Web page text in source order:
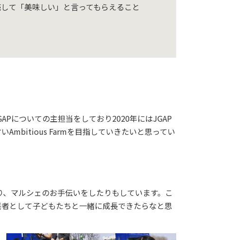
て「美味しい」と言ってもらえること
についての主担当をしており2020年にはJGAP
Ambitious Farmを目指していきたいと思ってい
マルシェのお手伝いをしたりもしています。こ
として子どもたちと一緒に成長できたらなと思